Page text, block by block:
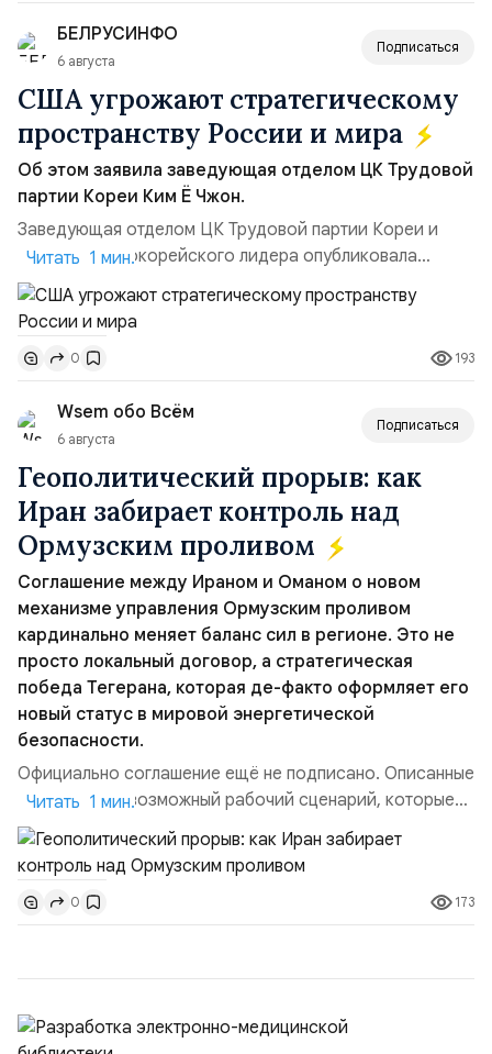
позиции.Сотрудничество со стороны США стало
ключом к позитивному пов...
БЕЛРУСИНФО
6 августа
Подписаться
США угрожают стратегическому
пространству России и мира
Об этом заявила заведующая отделом ЦК Трудовой
партии Кореи Ким Ё Чжон.
Заведующая отделом ЦК Трудовой партии Кореи и
сестра северокорейского лидера опубликовала
заявление для прессы в ответ на проведение Токио
совместных с флотом США запусков крылатых ракет
Томагавк.«Япония отбросила обманчивую видимость
„исключительно оборонительной страны“ и выносит
вопрос о собственном ядерном вооружении на
всеобщее обозрение, одновреме...
Читать 1 мин.
0 193
Wsem обо Всём
6 августа
Подписаться
Геополитический прорыв: как
Иран забирает контроль над
Ормузским проливом
Соглашение между Ираном и Оманом о новом
механизме управления Ормузским проливом
кардинально меняет баланс сил в регионе. Это не
просто локальный договор, а стратегическая
победа Тегерана, которая де-факто оформляет его
новый статус в мировой энергетической
безопасности.
Официально соглашение ещё не подписано. Описанные
пункты — это возможный рабочий сценарий, которые
скорее всего будут реализованы.Разбираем ключевые
тезисы и последствия этого соглашения:. 1. Новые
доли контроля (75 на 25). Было: Ранее Иран и Оман
контролировали пролив на паритетных началах —
50/50. Стало: Новое соглашение закрепляет за
Читать 1 мин.
0 173